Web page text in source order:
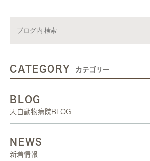
CATEGORY カテゴリー
BLOG
天白動物病院BLOG
NEWS
新着情報